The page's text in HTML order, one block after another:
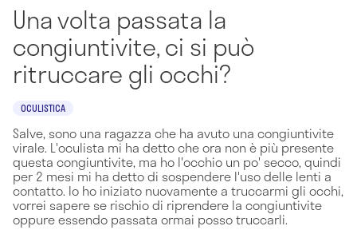
Una volta passata la
congiuntivite, ci si può
ritruccare gli occhi?
OCULISTICA
Salve, sono una ragazza che ha avuto una congiuntivite
virale. L'oculista mi ha detto che ora non è più presente
questa congiuntivite, ma ho l'occhio un po' secco, quindi
per 2 mesi mi ha detto di sospendere l'uso delle lenti a
contatto. Io ho iniziato nuovamente a truccarmi gli occhi,
vorrei sapere se rischio di riprendere la congiuntivite
oppure essendo passata ormai posso truccarli.